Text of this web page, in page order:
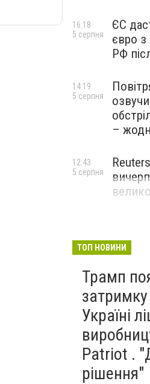
ЄС
євро з
РФ
16:18
5 серпня
–
14:19
5 серпня
12:43
5 серпня
ТОП НОВИНИ
Трамп
Україні
Patriot .
рішення"